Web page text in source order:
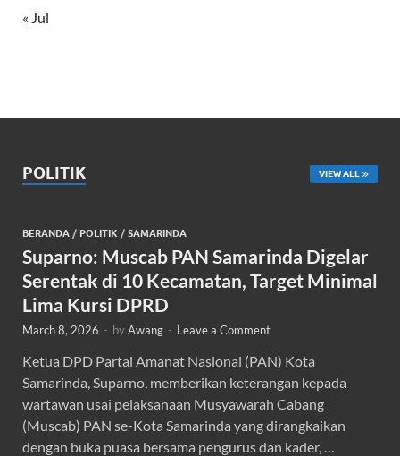
« Jul
POLITIK VIEW ALL
BERANDA / POLITIK / SAMARINDA
Suparno: Muscab PAN Samarinda Digelar
Serentak di 10 Kecamatan, Target Minimal
Lima Kursi DPRD
March 8, 2026 - byAwang - Leave a Comment
Ketua DPD Partai Amanat Nasional (PAN) Kota
Samarinda, Suparno, memberikan keterangan kepada
wartawan usai pelaksanaan Musyawarah Cabang
(Muscab) PAN se-Kota Samarinda yang dirangkaikan
dengan buka puasa bersama pengurus dan kader, …